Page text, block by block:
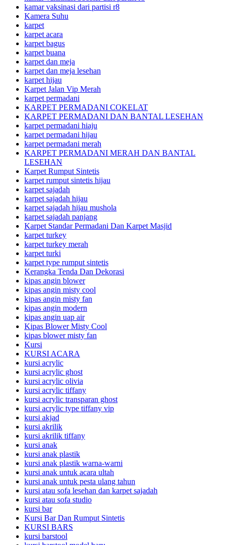
kamar vaksinasi dari partisi r8
Kamera Suhu
karpet
karpet acara
karpet bagus
karpet buana
karpet dan meja
karpet dan meja lesehan
karpet hijau
Karpet Jalan Vip Merah
karpet permadani
KARPET PERMADANI COKELAT
KARPET PERMADANI DAN BANTAL LESEHAN
karpet permadani hiaju
karpet permadani hijau
karpet permadani merah
KARPET PERMADANI MERAH DAN BANTAL
LESEHAN
Karpet Rumput Sintetis
karpet rumput sintetis hijau
karpet sajadah
karpet sajadah hijau
karpet sajadah hijau mushola
karpet sajadah panjang
Karpet Standar Permadani Dan Karpet Masjid
karpet turkey
karpet turkey merah
karpet turki
karpet type rumput sintetis
Kerangka Tenda Dan Dekorasi
kipas angin blower
kipas angin misty cool
kipas angin misty fan
kipas angin modern
kipas angin uap air
Kipas Blower Misty Cool
kipas blower misty fan
Kursi
KURSI ACARA
kursi acrylic
kursi acrylic ghost
kursi acrylic olivia
kursi acrylic tiffany
kursi acrylic transparan ghost
kursi acrylic type tiffany vip
kursi akjad
kursi akrilik
kursi akrilik tiffany
kursi anak
kursi anak plastik
kursi anak plastik warna-warni
kursi anak untuk acara ultah
kursi anak untuk pesta ulang tahun
kursi atau sofa lesehan dan karpet sajadah
kursi atau sofa studio
kursi bar
Kursi Bar Dan Rumput Sintetis
KURSI BARS
kursi barstool